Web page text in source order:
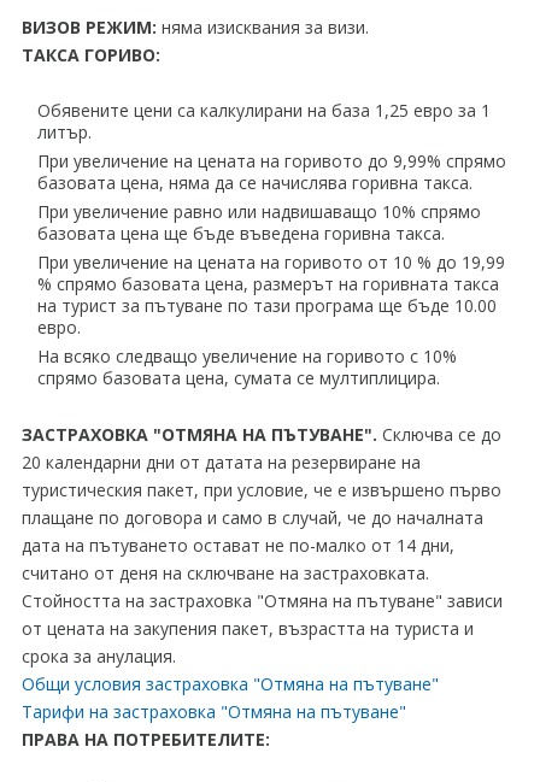
ВИЗОВ РЕЖИМ: няма изисквания за визи.
ТАКСА ГОРИВО:
Обявените цени са калкулирани на база 1,25 евро за 1
литър.
При увеличение на цената на горивото до 9,99% спрямо
базовата цена, няма да се начислява горивна такса.
При увеличение равно или надвишаващо 10% спрямо
базовата цена ще бъде въведена горивна такса.
При увеличение на цената на горивото от 10 % до 19,99
% спрямо базовата цена, размерът на горивната такса
на турист за пътуване по тази програма ще бъде 10.00
евро.
На всяко следващо увеличение на горивото с 10%
спрямо базовата цена, сумата се мултиплицира.
ЗАСТРАХОВКА "ОТМЯНА НА ПЪТУВАНЕ". Сключва се до
20 календарни дни от датата на резервиране на
туристическия пакет, при условие, че е извършено първо
плащане по договора и само в случай, че до началната
дата на пътуването остават не по-малко от 14 дни,
считано от деня на сключване на застраховката.
Стойността на застраховка "Отмяна на пътуване" зависи
от цената на закупения пакет, възрастта на туриста и
срока за анулация.
Общи условия застраховка "Отмяна на пътуване"
Тарифи на застраховка "Отмяна на пътуване"
ПРАВА НА ПОТРЕБИТЕЛИТЕ: